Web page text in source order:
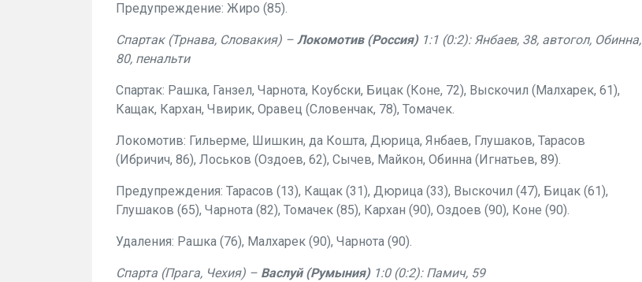
Предупреждение: Жиро (85).
Спартак (Трнава, Словакия) – Локомотив (Россия)1:1 (0:2): Янбаев, 38, автогол, Обинна,
80, пенальти
Спартак: Рашка, Ганзел, Чарнота, Коубски, Бицак (Коне, 72), Выскочил (Малхарек, 61),
Кащак, Кархан, Чвирик, Оравец (Словенчак, 78), Томачек.
Локомотив: Гильерме, Шишкин, да Кошта, Дюрица, Янбаев, Глушаков, Тарасов
(Ибричич, 86), Лоськов (Оздоев, 62), Сычев, Майкон, Обинна (Игнатьев, 89).
Предупреждения: Тарасов (13), Кащак (31), Дюрица (33), Выскочил (47), Бицак (61),
Глушаков (65), Чарнота (82), Томачек (85), Кархан (90), Оздоев (90), Коне (90).
Удаления: Рашка (76), Малхарек (90), Чарнота (90).
Спарта (Прага, Чехия) – Васлуй (Румыния)1:0 (0:2): Памич, 59